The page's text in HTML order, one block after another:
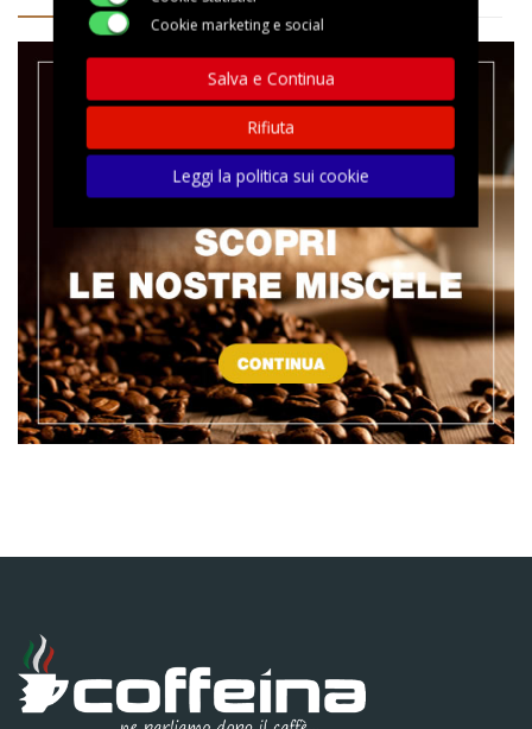
Cookie marketing e social
Salva e Continua
Rifiuta
Leggi la politica sui cookie